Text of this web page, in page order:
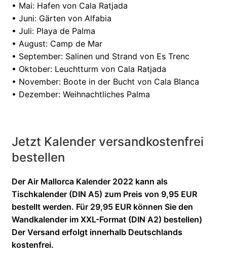
• Mai: Hafen von Cala Ratjada
• Juni: Gärten von Alfabia
• Juli: Playa de Palma
• August: Camp de Mar
• September: Salinen und Strand von Es Trenc
• Oktober: Leuchtturm von Cala Ratjada
• November: Boote in der Bucht von Cala Blanca
• Dezember: Weihnachtliches Palma
Jetzt Kalender versandkostenfrei
bestellen
Der Air Mallorca Kalender 2022 kann als
Tischkalender (DIN A5) zum Preis von 9,95 EUR
bestellt werden. Für 29,95 EUR können Sie den
Wandkalender im XXL-Format (DIN A2) bestellen)
Der Versand erfolgt innerhalb Deutschlands
kostenfrei.